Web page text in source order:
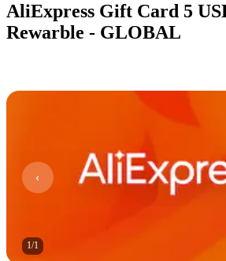
AliExpress Gift Card 5
Rewarble - GLOBAL
1/1